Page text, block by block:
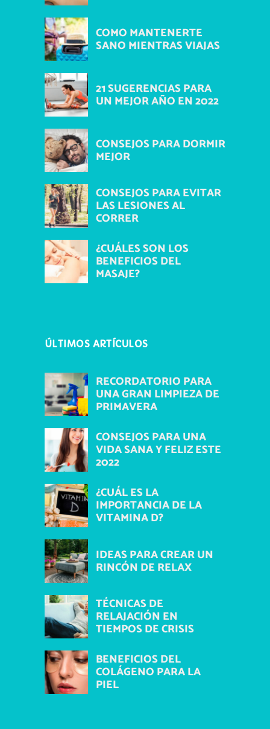
COMO MANTENERTE
SANO MIENTRAS VIAJAS
21 SUGERENCIAS PARA
UN MEJOR AÑO EN 2022
CONSEJOS PARA DORMIR
MEJOR
CONSEJOS PARA EVITAR
LAS LESIONES AL
CORRER
¿CUÁLES SON LOS
BENEFICIOS DEL
MASAJE?
ÚLTIMOS ARTÍCULOS
RECORDATORIO PARA
UNA GRAN LIMPIEZA DE
PRIMAVERA
CONSEJOS PARA UNA
VIDA SANA Y FELIZ ESTE
2022
¿CUÁL ES LA
IMPORTANCIA DE LA
VITAMINA D?
IDEAS PARA CREAR UN
RINCÓN DE RELAX
TÉCNICAS DE
RELAJACIÓN EN
TIEMPOS DE CRISIS
BENEFICIOS DEL
COLÁGENO PARA LA
PIEL